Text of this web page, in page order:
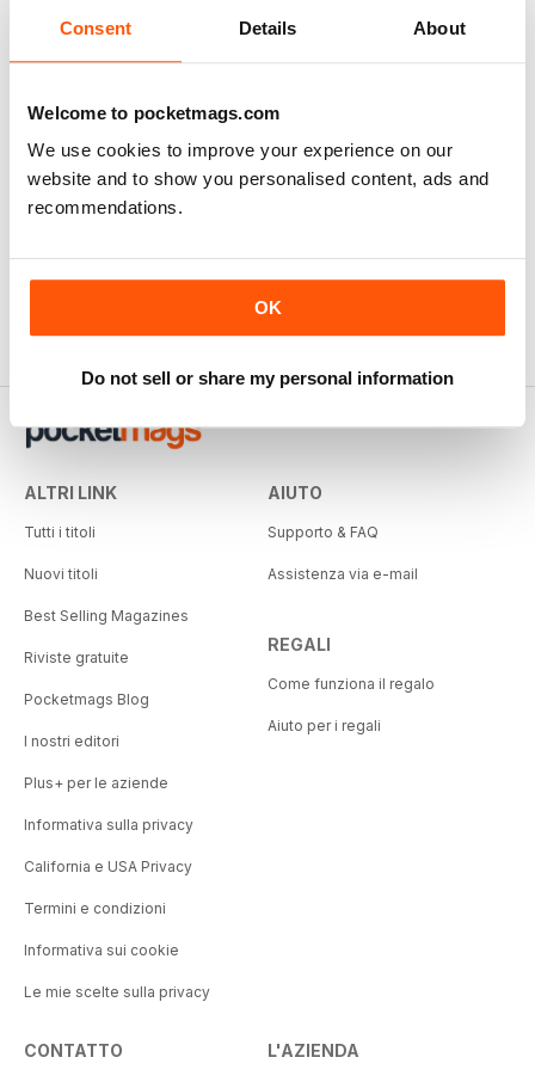
Consent Details About
Welcome to pocketmags.com
We use cookies to improve your experience on our
website and to show you personalised content, ads and
recommendations.
OK
Do not sell or share my personal information
ALTRI LINK
Tutti i titoli
Nuovi titoli
Best Selling Magazines
Riviste gratuite
Pocketmags Blog
I nostri editori
Plus+ per le aziende
Informativa sulla privacy
California e USA Privacy
Termini e condizioni
Informativa sui cookie
Le mie scelte sulla privacy
AIUTO
Supporto & FAQ
Assistenza via e-mail
REGALI
Come funziona il regalo
Aiuto per i regali
CONTATTO L'AZIENDA